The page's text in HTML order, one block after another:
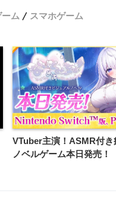
ム スマホゲーム
VTuber主演！ASMR付き
ノベルゲーム本日発売！